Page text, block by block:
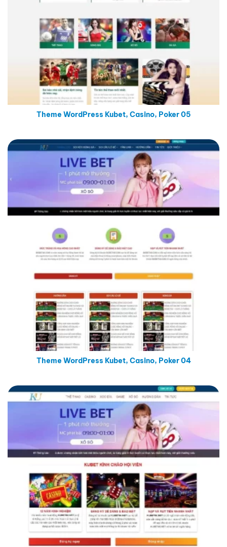
Theme WordPress Kubet, Casino, Poker 05
Theme WordPress Kubet, Casino, Poker 04